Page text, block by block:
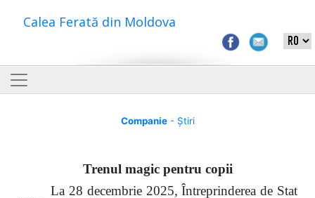
Calea Ferată din Moldova
Companie- Știri
Trenul magic pentru copii
La 28 decembrie 2025, Întreprinderea de Stat